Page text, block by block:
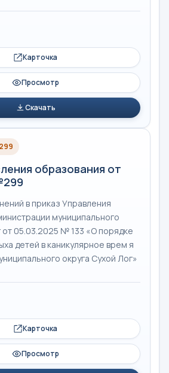
Карточка
Просмотр
Скачать
образования от
в приказ Управления
муниципального
от 05.03.2025 № 133 «О порядке
детей в каникулярное врем я
округа Сухой Лог»
Карточка
Просмотр